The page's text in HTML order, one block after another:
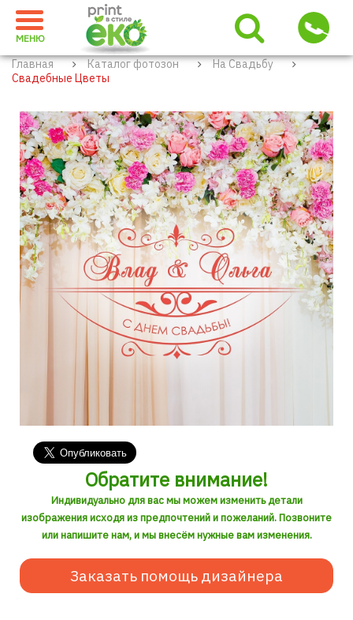
МЕНЮ
Главная Каталог фотозон
На Свадьбу
Свадебные Цветы
Обратите внимание!
Индивидуально для вас мы можем изменить детали
изображения исходя из предпочтений и пожеланий. Позвоните
или напишите нам, и мы внесём нужные вам изменения.
Заказать помощь дизайнера